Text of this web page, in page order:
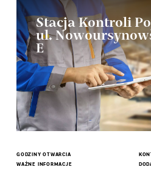
Stacja Kontroli
ul.
E
GODZINY OTWARCIA
WAŻNE INFORMACJE